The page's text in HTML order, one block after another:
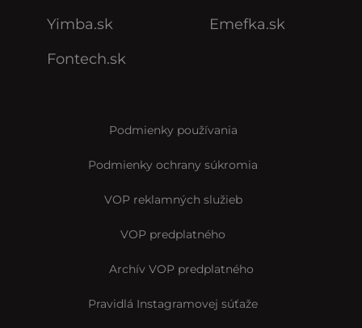
Yimba.sk
Fontech.sk
Emefka.sk
Podmienky používania
Podmienky ochrany súkromia
VOP reklamných služieb
VOP predplatného
Archív VOP predplatného
Pravidlá Instagramovej súťaže